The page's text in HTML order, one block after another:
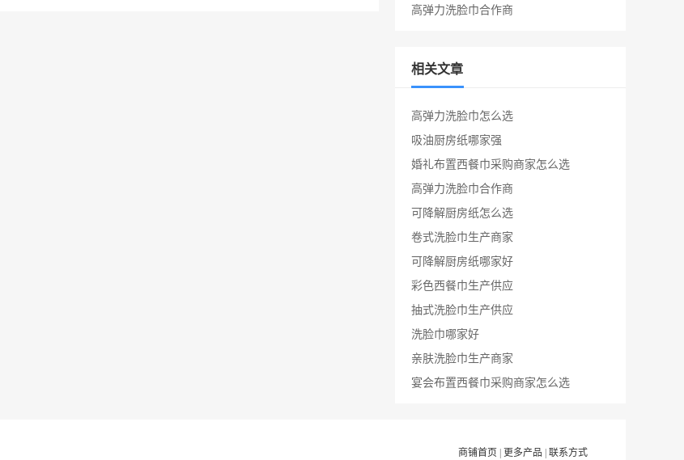
高弹力洗脸巾合作商
相关文章
高弹力洗脸巾怎么选
吸油厨房纸哪家强
婚礼布置西餐巾采购商家怎么选
高弹力洗脸巾合作商
可降解厨房纸怎么选
卷式洗脸巾生产商家
可降解厨房纸哪家好
彩色西餐巾生产供应
抽式洗脸巾生产供应
洗脸巾哪家好
亲肤洗脸巾生产商家
宴会布置西餐巾采购商家怎么选
商铺首页 更多产品 联系方式